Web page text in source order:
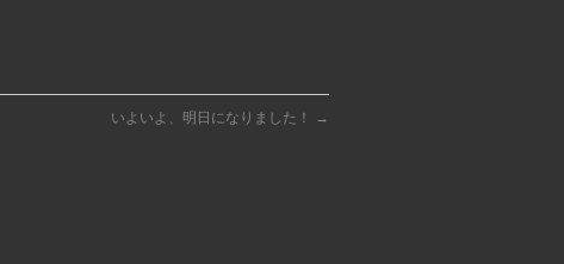
いよいよ、明日になりました！ →